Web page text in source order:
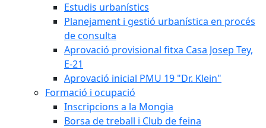
Estudis urbanístics
Planejament i gestió urbanística en procés
de consulta
Aprovació provisional fitxa Casa Josep Tey,
E-21
Aprovació inicial PMU 19 "Dr. Klein"
Formació i ocupació
Inscripcions a la Mongia
Borsa de treball i Club de feina